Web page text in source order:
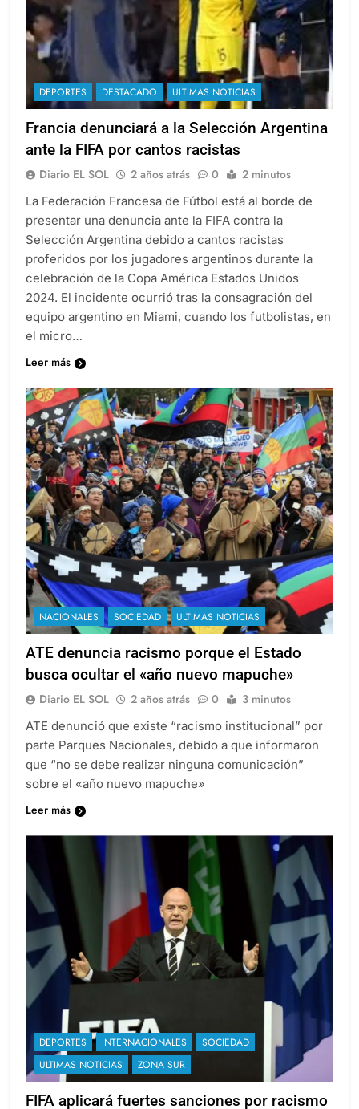
DEPORTES DESTACADO ULTIMAS NOTICIAS
Francia denunciará a la Selección Argentina
ante la FIFA por cantos racistas
Diario EL SOL 2 años atrás 0 2 minutos
La Federación Francesa de Fútbol está al borde de
presentar una denuncia ante la FIFA contra la
Selección Argentina debido a cantos racistas
proferidos por los jugadores argentinos durante la
celebración de la Copa América Estados Unidos
2024. El incidente ocurrió tras la consagración del
equipo argentino en Miami, cuando los futbolistas, en
el micro…
Leer más
NACIONALES SOCIEDAD ULTIMAS NOTICIAS
ATE denuncia racismo porque el Estado
busca ocultar el «año nuevo mapuche»
Diario EL SOL 2 años atrás 0 3 minutos
ATE denunció que existe “racismo institucional” por
parte Parques Nacionales, debido a que informaron
que “no se debe realizar ninguna comunicación”
sobre el «año nuevo mapuche»
Leer más
DEPORTES INTERNACIONALES
SOCIEDAD
ULTIMAS NOTICIAS
ZONA SUR
FIFA aplicará fuertes sanciones por racismo